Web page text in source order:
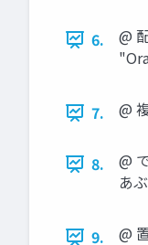
6.
@
7. @
8.
@
あ
9.
@